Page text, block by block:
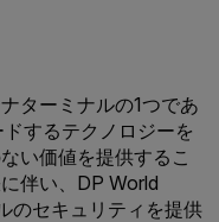
ターミナルの1つであ
するテクノロジーを
い価値を提供するこ
伴い、DP World
のセキュリティを提供